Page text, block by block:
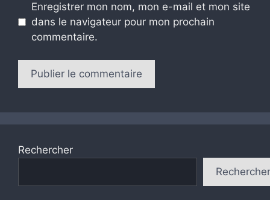
Enregistrer mon nom, mon e-mail et mon site
dans le navigateur pour mon prochain
commentaire.
Rechercher
Rechercher